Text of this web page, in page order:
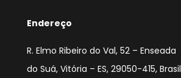
Endereço
R. Elmo Ribeiro do Val, 52 – Enseada
do Suá, Vitória – ES, 29050-415,